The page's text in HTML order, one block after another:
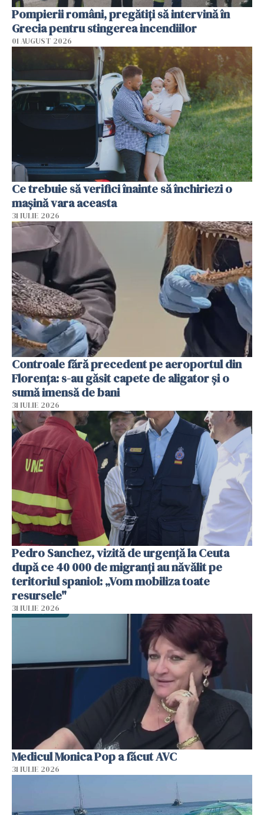
Pompierii români, pregătiţi să intervină în
Grecia pentru stingerea incendiilor
01 AUGUST 2026
Ce trebuie să verifici înainte să închiriezi o
mașină vara aceasta
31 IULIE 2026
Controale fără precedent pe aeroportul din
Florența: s-au găsit capete de aligator și o
sumă imensă de bani
31 IULIE 2026
Pedro Sanchez, vizită de urgență la Ceuta
după ce 40 000 de migranți au năvălit pe
teritoriul spaniol: „Vom mobiliza toate
resursele"
31 IULIE 2026
Medicul Monica Pop a făcut AVC
31 IULIE 2026